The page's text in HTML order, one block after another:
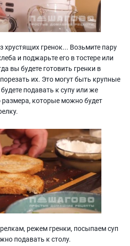
хрустящих гренок... Возьмите пару
и поджарьте его в тостере или
вы будете готовить гренки в
их. Это могут быть крупные
подавать к супу или же
которые можно будет
режем гренки, посыпаем суп
подавать к столу.